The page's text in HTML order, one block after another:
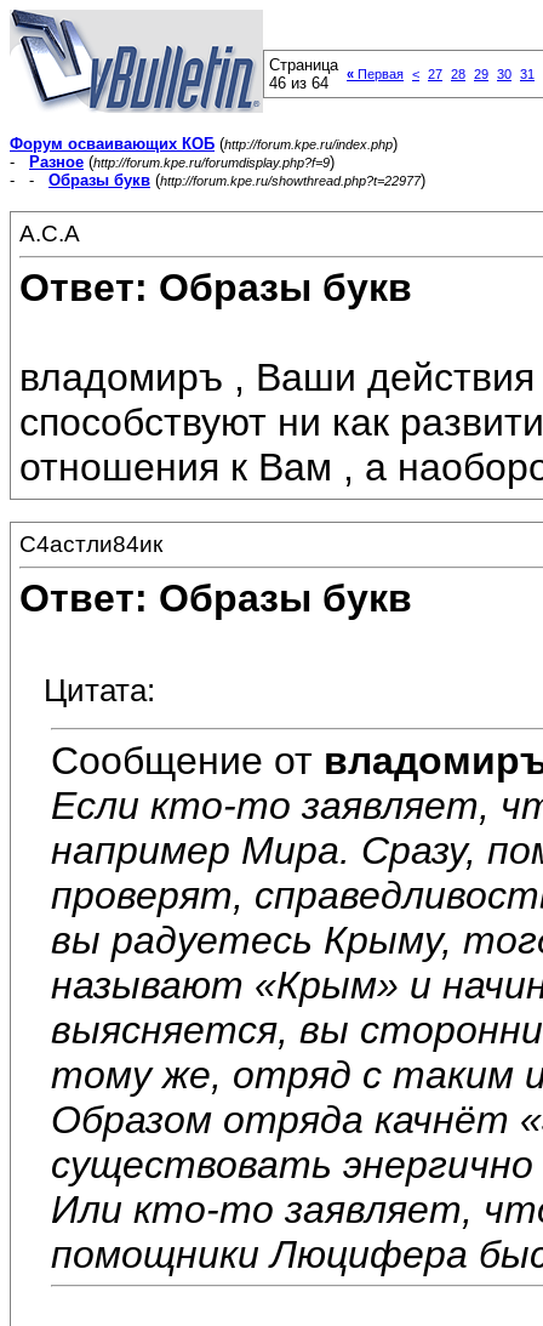
Страница
46 из 64
« Первая < 27 28 29 30 31
Форум осваивающих КОБ (http://forum.kpe.ru/index.php)
-
Разное (http://forum.kpe.ru/forumdisplay.php?f=9)
- - Образы букв (http://forum.kpe.ru/showthread.php?t=22977)
А.С.А
Ответ: Образы букв
владомиръ , Ваши
способствуют ни как
отношения к Вам , а
С4астли84ик
Ответ: Образы букв
Цитата:
Сообщение от
Если кто-то заявляет,
например Мира. Сразу,
проверят,
вы радуетесь Крыму,
называют «Крым» и
выясняется, вы
тому же, отряд с таким
Образом отряда качнёт
существовать энергично
Или кто-то заявляет,
помощники Люцифера